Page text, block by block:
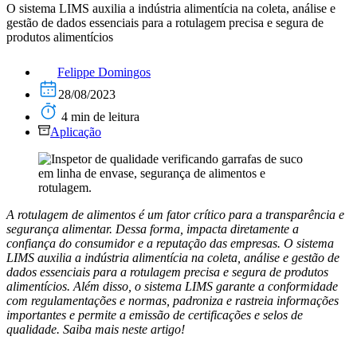
O sistema LIMS auxilia a indústria alimentícia na coleta, análise e
gestão de dados essenciais para a rotulagem precisa e segura de
produtos alimentícios
Felippe Domingos
28/08/2023
4 min de leitura
Aplicação
A rotulagem de alimentos é um fator crítico para a transparência e
segurança alimentar. Dessa forma, impacta diretamente a
confiança do consumidor e a reputação das empresas. O sistema
LIMS auxilia a indústria alimentícia na coleta, análise e gestão de
dados essenciais para a rotulagem precisa e segura de produtos
alimentícios. Além disso, o sistema LIMS garante a conformidade
com regulamentações e normas, padroniza e rastreia informações
importantes e permite a emissão de certificações e selos de
qualidade. Saiba mais neste artigo!